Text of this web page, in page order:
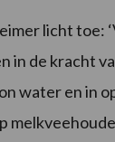
licht toe:
in de kracht
water en in